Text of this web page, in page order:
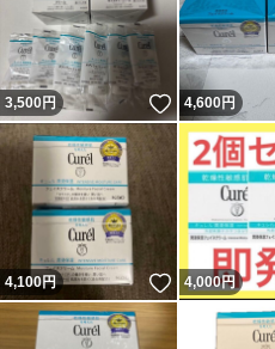
3,500円 いいね！
4,600円
4,100円 いいね！
4,000円